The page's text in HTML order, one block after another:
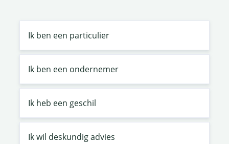
Ik ben een particulier
Ik ben een ondernemer
Ik heb een geschil
Ik wil deskundig advies